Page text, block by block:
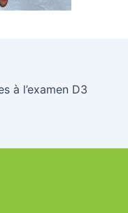
à l’examen D3